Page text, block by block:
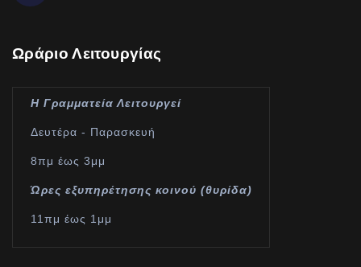
Ωράριο Λειτουργίας
Η Γραμματεία Λειτουργεί
Δευτέρα - Παρασκευή
8πμ έως 3μμ
Ώρες εξυπηρέτησης κοινού (θυρίδα)
11πμ έως 1μμ